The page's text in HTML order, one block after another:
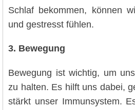
Schlaf bekommen, können
und gestresst fühlen.
3. Bewegung
Bewegung ist wichtig, um
zu halten. Es hilft uns dabei,
stärkt unser Immunsystem.